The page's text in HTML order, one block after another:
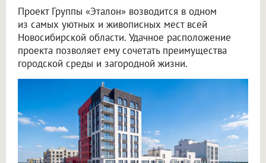
Проект Группы «Эталон» возводится в одном
из самых уютных и живописных мест всей
Новосибирской области. Удачное расположение
проекта позволяет ему сочетать преимущества
городской среды и загородной жизни.